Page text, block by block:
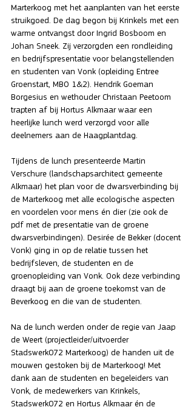
Marterkoog met het aanplanten van het eerste
struikgoed. De dag begon bij Krinkels met een
warme ontvangst door Ingrid Bosboom en
Johan Sneek. Zij verzorgden een rondleiding
en bedrijfspresentatie voor belangstellenden
en studenten van Vonk (opleiding Entree
Groenstart, MBO 1&2). Hendrik Goeman
Borgesius en wethouder Christaan Peetoom
trapten af bij Hortus Alkmaar waar een
heerlijke lunch werd verzorgd voor alle
deelnemers aan de Haagplantdag.
Tijdens de lunch presenteerde Martin
Verschure (landschapsarchitect gemeente
Alkmaar) het plan voor de dwarsverbinding bij
de Marterkoog met alle ecologische aspecten
en voordelen voor mens én dier (zie ook de
pdf met de presentatie van de groene
dwarsverbindingen). Desirée de Bekker (docent
Vonk) ging in op de relatie tussen het
bedrijfsleven, de studenten en de
groenopleiding van Vonk. Ook deze verbinding
draagt bij aan de groene toekomst van de
Beverkoog en die van de studenten.
Na de lunch werden onder de regie van Jaap
de Weert (projectleider/uitvoerder
Stadswerk072 Marterkoog) de handen uit de
mouwen gestoken bij de Marterkoog! Met
dank aan de studenten en begeleiders van
Vonk, de medewerkers van Krinkels,
Stadswerk072 en Hortus Alkmaar én de